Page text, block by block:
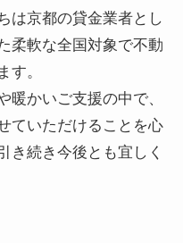
は京都の貸金業者とし
柔軟な全国対象で不動
す。
暖かいご支援の中で、
ていただけることを心
き続き今後とも宜しく